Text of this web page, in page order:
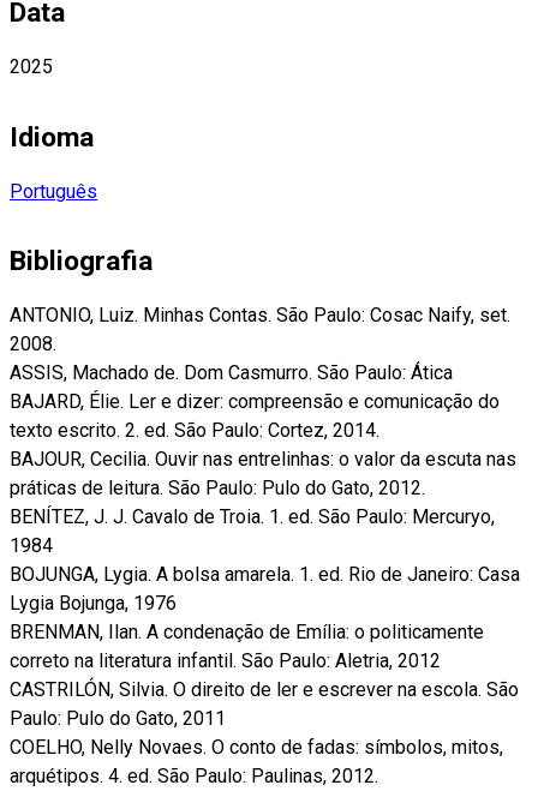
Data
2025
Idioma
Português
Bibliografia
ANTONIO, Luiz. Minhas Contas. São Paulo: Cosac Naify, set.
2008.
ASSIS, Machado de. Dom Casmurro. São Paulo: Ática
BAJARD, Élie. Ler e dizer: compreensão e comunicação do
texto escrito. 2. ed. São Paulo: Cortez, 2014.
BAJOUR, Cecilia. Ouvir nas entrelinhas: o valor da escuta nas
práticas de leitura. São Paulo: Pulo do Gato, 2012.
BENÍTEZ, J. J. Cavalo de Troia. 1. ed. São Paulo: Mercuryo,
1984
BOJUNGA, Lygia. A bolsa amarela. 1. ed. Rio de Janeiro: Casa
Lygia Bojunga, 1976
BRENMAN, Ilan. A condenação de Emília: o politicamente
correto na literatura infantil. São Paulo: Aletria, 2012
CASTRILÓN, Silvia. O direito de ler e escrever na escola. São
Paulo: Pulo do Gato, 2011
COELHO, Nelly Novaes. O conto de fadas: símbolos, mitos,
arquétipos. 4. ed. São Paulo: Paulinas, 2012.